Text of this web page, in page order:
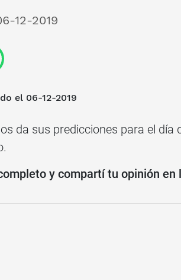
12-2019
el 06-12-2019
da sus predicciones para el día
y compartí tu opinión en